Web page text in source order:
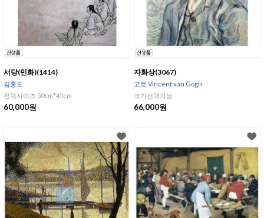
서당(민화)(1414)
김홍도
전체사이즈 50cm*45cm
60,000원
자화상(3067)
고흐 Vincent van Gogh
크기선택가능
66,000원